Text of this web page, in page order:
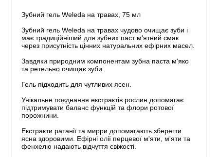
Зубний гель Weleda на травах, 75 мл
Зубний гель Weleda на травах чудово очищає зуби і
має традиційніший для зубних паст м'ятний смак
через присутність цінних натуральних ефірних масел.
Завдяки природним компонентам зубна паста м'яко
та ретельно очищає зуби.
Гель підходить для чутливих ясен.
Унікальне поєднання екстрактів рослин допомагає
підтримувати баланс функцій та флори ротової
порожнини.
Екстракти ратанії та мирри допомагають зберегти
ясна здоровими. Ефірні олії перцевої м'яти, м'яти та
фенхелю надають відчуття свіжості.